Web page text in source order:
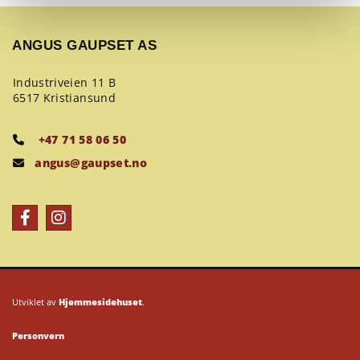
ANGUS GAUPSET AS
Industriveien 11 B
6517 Kristiansund
 +47 71 58 06 50
 angus@gaupset.no
Utviklet av Hjemmesidehuset.
Personvern